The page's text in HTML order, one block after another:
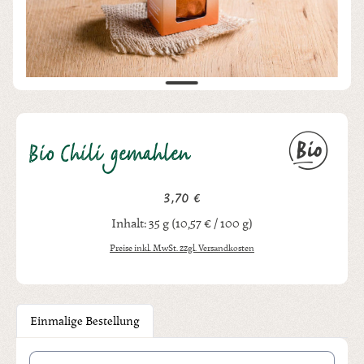
Bio Chili gemahlen
Regulärer Preis:
3,70 €
Inhalt:35 g(10,57 € / 100 g)
Preise inkl. MwSt. zzgl. Versandkosten
Einmalige Bestellung
Produkt Anzahl: Gib den gewünschten Wert ein oder benutze die